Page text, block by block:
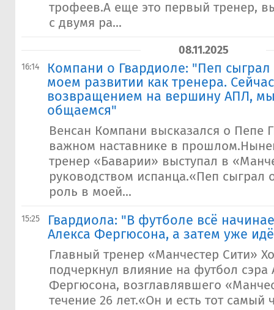
трофеев.А еще это первый тренер,
с двумя ра...
08.11.2025
16:14
Компани о Гвардиоле: "Пеп
моем развитии как тренера.
возвращением на вершину АПЛ,
общаемся"
Венсан Компани высказался о Пепе
важном наставнике в
тренер «Баварии» выступал в
руководством испанца.«Пеп сыграл
роль в моей...
15:25
Гвардиола: "В футболе всё
Алекса Фергюсона, а затем уже
Главный тренер «Манчестер Сити»
подчеркнул влияние на футбол сэра
Фергюсона, возглавлявшего
течение 26 лет.«Он и есть тот самый